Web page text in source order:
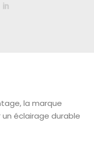
la marque
un éclairage durable